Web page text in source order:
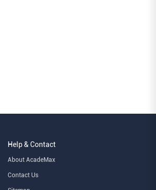
Help & Contact
About AcadeMax
Contact Us